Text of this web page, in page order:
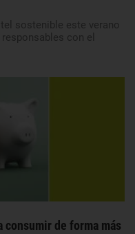
sostenible este verano
con el
consumir de forma más